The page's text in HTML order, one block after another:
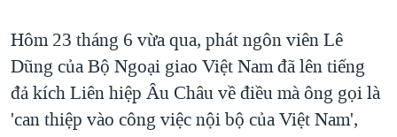
Hôm 23 tháng 6 vừa qua, phát ngôn viên Lê
Dũng của Bộ Ngoại giao Việt Nam đã lên tiếng
đả kích Liên hiệp Âu Châu về điều mà ông gọi là
'can thiệp vào công việc nội bộ của Việt Nam',